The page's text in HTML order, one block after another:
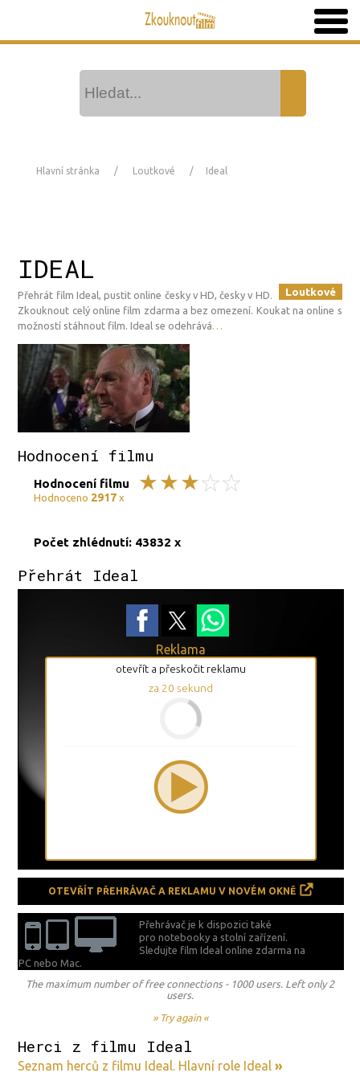
Hlavní stránka Loutkové Ideal
IDEAL
Loutkové
Přehrát film Ideal, pustit online česky v HD, česky v HD.
Zkouknout celý online film zdarma a bez omezení. Koukat na online s
možností stáhnout film. Ideal se odehrává
Hodnocení filmu
Hodnocení filmu
Hodnoceno 2917x
Počet zhlédnutí: 43832 x
Přehrát Ideal
Reklama
otevřít a přeskočit reklamu
za 19 sekund
OTEVŘÍT PŘEHRÁVAČ A REKLAMU V NOVÉM OKNĚ
Přehrávač je k dispozici také
pro notebooky a stolní zařízení.
Sledujte film Ideal online zdarma na
PC nebo Mac.
The maximum number of free connections - 1000 users. Left only 2
users.
» Try again «
Herci z filmu Ideal
Seznam herců z filmu Ideal. Hlavní role Ideal »